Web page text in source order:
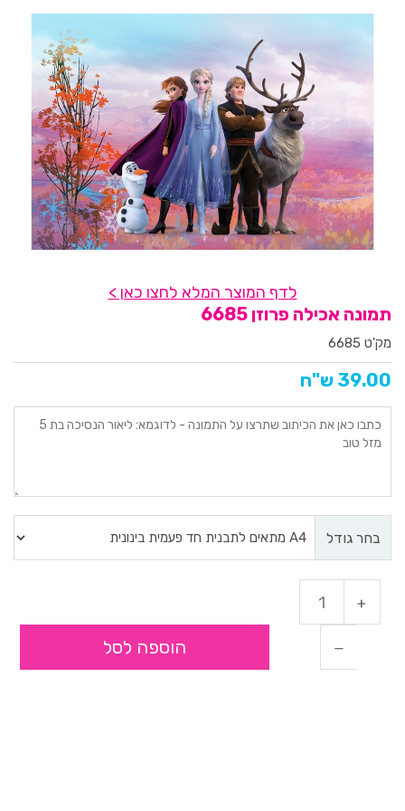
לדף המוצר המלא לחצו כאן >
תמונה אכילה פרוזן 6685
מק'ט 6685
39.00 ש"ח
בחר גודל
הוספה לסל